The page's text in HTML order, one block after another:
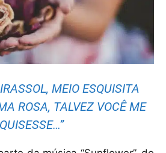
MEIO ESQUISITA
ROSA, TALVEZ VOCÊ ME
QUISESSE…”